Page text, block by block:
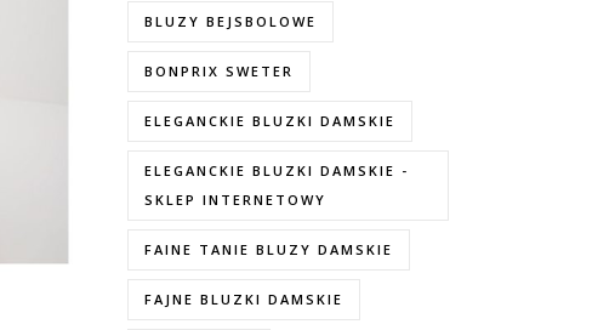
BLUZY BEJSBOLOWE
BONPRIX SWETER
ELEGANCKIE BLUZKI DAMSKIE
ELEGANCKIE BLUZKI DAMSKIE -
SKLEP INTERNETOWY
FAINE TANIE BLUZY DAMSKIE
FAJNE BLUZKI DAMSKIE